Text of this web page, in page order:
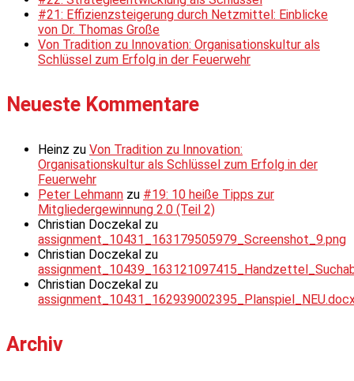
#21: Effizienzsteigerung durch Netzmittel: Einblicke
von Dr. Thomas Große
Von Tradition zu Innovation: Organisationskultur als
Schlüssel zum Erfolg in der Feuerwehr
Neueste Kommentare
Heinz zu Von Tradition zu Innovation:
Organisationskultur als Schlüssel zum Erfolg in der
Feuerwehr
Peter Lehmann zu #19: 10 heiße Tipps zur
Mitgliedergewinnung 2.0 (Teil 2)
Christian Doczekal zu
assignment_10431_163179505979_Screenshot_9.png
Christian Doczekal zu
Christian Doczekal zu
Archiv